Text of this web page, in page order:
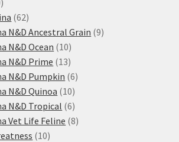
produktů
6262
produktů
N&D Ancestral Grain 99
N&D Ocean 1010
produktů
N&D Prime 1313
produktů
N&D Pumpkin 66
N&D Quinoa 1010
produktů
N&D Tropical 66
produktů
Vet Life Feline 88
1010